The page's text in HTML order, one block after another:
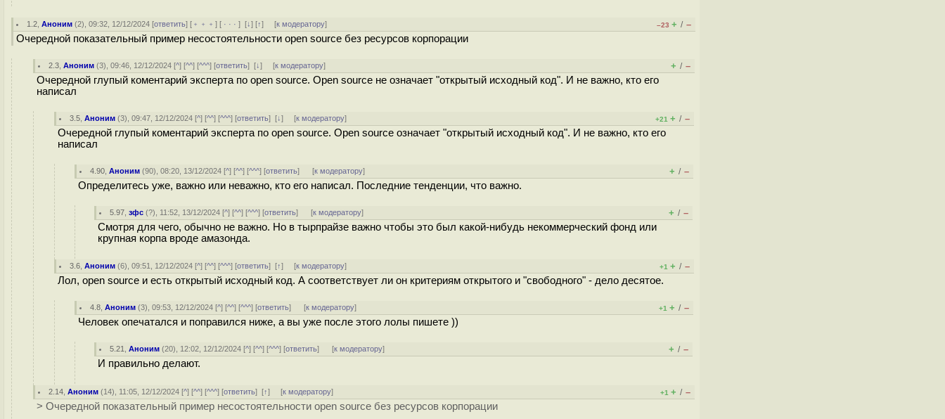
1.2 ,Аноним (2), 09:32, 12/12/2024 [ответить] [ ﹢﹢﹢] [ · · ·][↓] [↑] [к модератору] –23 + / –
Очередной показательный пример несостоятельности open source без ресурсов корпорации
2.3 ,Аноним (3), 09:46, 12/12/2024 [^] [^^] [^^^] [ответить][↓] [к модератору] + / –
Очередной глупый коментарий эксперта по open source. Open source не означает "открытый исходный код". И не важно, кто его
написал
3.5 ,Аноним (3), 09:47, 12/12/2024 [^] [^^] [^^^] [ответить][↓] [к модератору] +21 + / –
Очередной глупый коментарий эксперта по open source. Open source означает "открытый исходный код". И не важно, кто его
написал
4.90 ,Аноним (90), 08:20, 13/12/2024 [^] [^^] [^^^] [ответить] [к модератору] + / –
Определитесь уже, важно или неважно, кто его написал. Последние тенденции, что важно.
5.97 ,зфс (?), 11:52, 13/12/2024 [^] [^^] [^^^] [ответить] [к модератору] + / –
Смотря для чего, обычно не важно. Но в тырпрайзе важно чтобы это был какой-нибудь некоммерческий фонд или
крупная корпа вроде амазонда.
3.6 ,Аноним (6), 09:51, 12/12/2024 [^] [^^] [^^^] [ответить][↑] [к модератору] +1 + / –
Лол, open source и есть открытый исходный код. А соответствует ли он критериям открытого и "свободного" - дело десятое.
4.8 ,Аноним (3), 09:53, 12/12/2024 [^] [^^] [^^^] [ответить] [к модератору] +1 + / –
Человек опечатался и поправился ниже, а вы уже после этого лолы пишете ))
5.21 ,Аноним (20), 12:02, 12/12/2024 [^] [^^] [^^^] [ответить] [к модератору] + / –
И правильно делают.
2.14 ,Аноним (14), 11:05, 12/12/2024 [^] [^^] [^^^] [ответить][↑] [к модератору] +1 + / –
> Очередной показательный пример несостоятельности open source без ресурсов корпорации